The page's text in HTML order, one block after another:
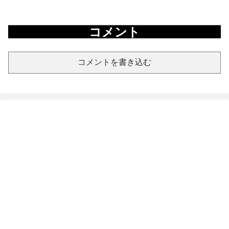
コメント
コメントを書き込む